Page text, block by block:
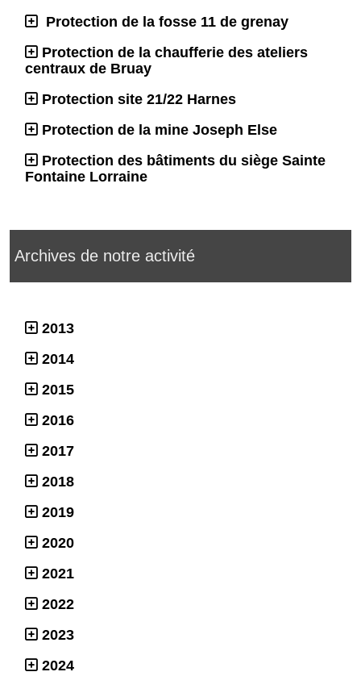
Protection de la fosse 11 de grenay
Protection de la chaufferie des ateliers
centraux de Bruay
Protection site 21/22 Harnes
Protection de la mine Joseph Else
Protection des bâtiments du siège Sainte
Fontaine Lorraine
Archives de notre activité
2013
2014
2015
2016
2017
2018
2019
2020
2021
2022
2023
2024